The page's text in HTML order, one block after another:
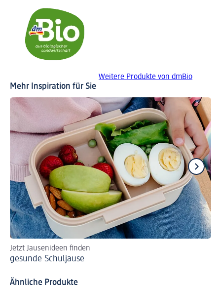
Weitere Produkte von dmBio
Mehr Inspiration für Sie
Jetzt Jausenideen finden
gesunde Schuljause
Ähnliche Produkte